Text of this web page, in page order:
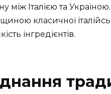
між Італією та
класичної
інгредієнтів.